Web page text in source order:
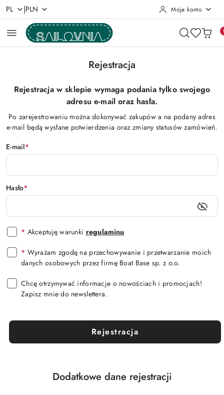
Przejdź do treści głównej
Przejdź do wyszukiwarki
Przejdź do moje konto
Przejdź do menu głównego
Przejdź do stopki
PL |PLN Moje konto
Rejestracja
Rejestracja w sklepie wymaga podania tylko swojego
adresu e-mail oraz hasła.
Po zarejestrowaniu można dokonywać zakupów a na podany adres
e-mail będą wysłane potwierdzenia oraz zmiany statusów zamówień.
E-mail*
Hasło*
* Akceptuję warunki regulaminu
* Wyrażam zgodę na przechowywanie i przetwarzanie moich
danych osobowych przez firmę Boat Base sp. z o.o.
Chcę otrzymywać informacje o nowościach i promocjach!
Zapisz mnie do newslettera.
Rejestracja
Dodatkowe dane rejestracji